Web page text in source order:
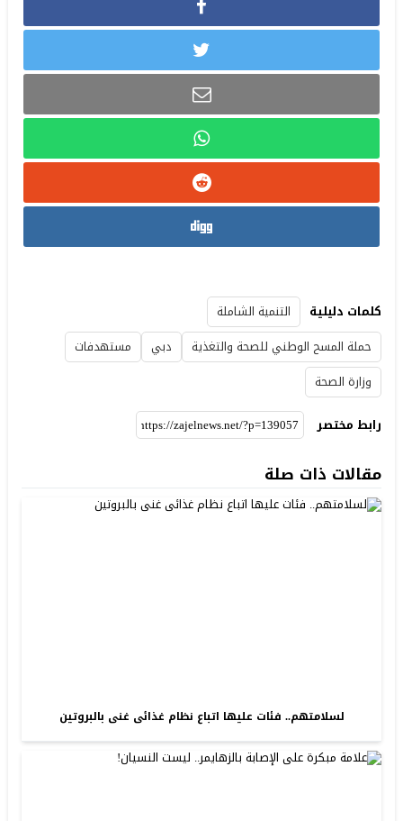
كلمات دليلية
التنمية الشاملة
حملة المسح الوطني للصحة والتغذية
دبي
مستهدفات
وزارة الصحة
رابط مختصر
مقالات ذات صلة
لسلامتهم.. فئات عليها اتباع نظام غذائى غنى بالبروتين